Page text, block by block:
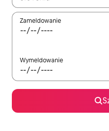
Zameldowanie
Wymeldowanie